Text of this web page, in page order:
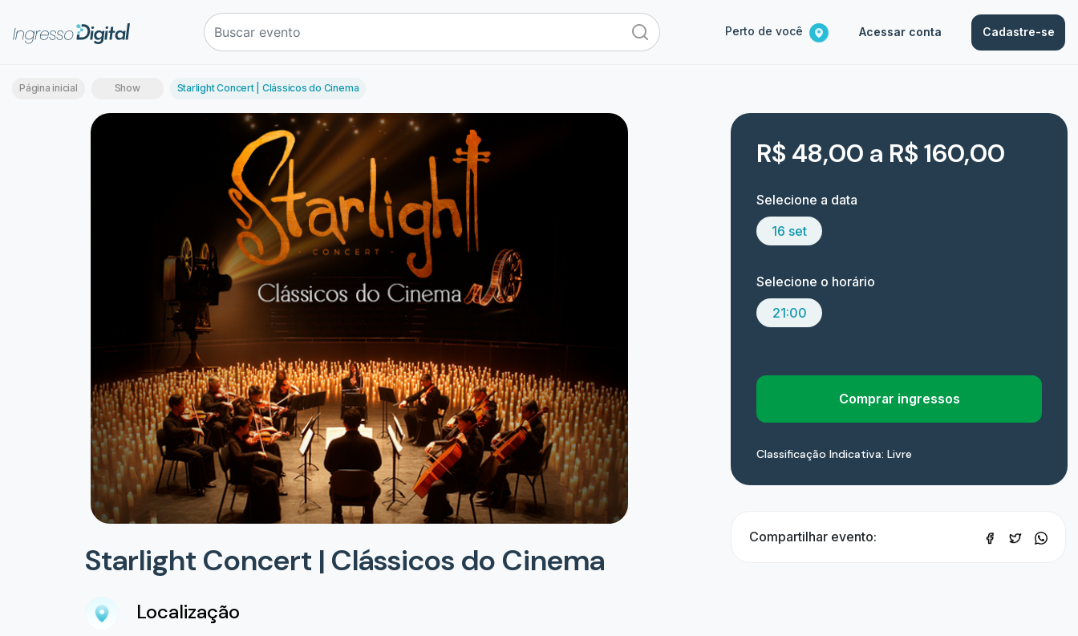
Perto de você Acessar conta Cadastre-se
Página inicial Show Starlight Concert | Clássicos do Cinema
Starlight Concert | Clássicos do Cinema
Localização
R$ 48,00 a R$ 160,00
Selecione a data
16 set
Selecione o horário
21:00
Comprar ingressos
Classificação Indicativa: Livre
Compartilhar evento: